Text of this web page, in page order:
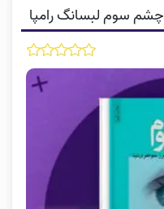
سوم لبسانگ رامپا